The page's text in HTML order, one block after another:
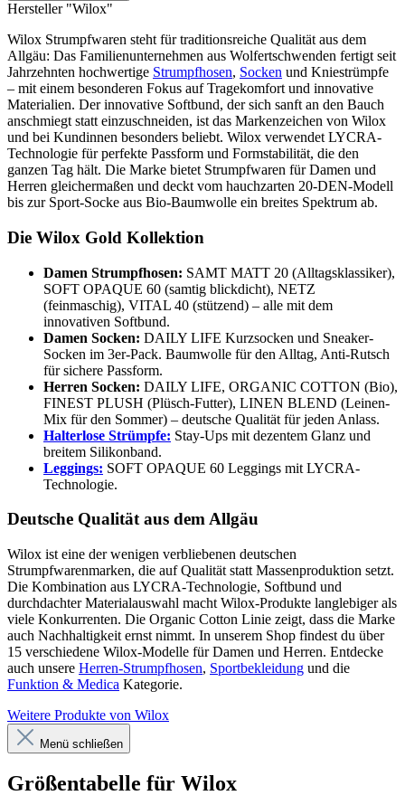
Hersteller "Wilox"
Wilox Strumpfwaren steht für traditionsreiche Qualität aus dem
Allgäu: Das Familienunternehmen aus Wolfertschwenden fertigt seit
Jahrzehnten hochwertige Strumpfhosen, Socken und Kniestrümpfe
– mit einem besonderen Fokus auf Tragekomfort und innovative
Materialien. Der innovative Softbund, der sich sanft an den Bauch
anschmiegt statt einzuschneiden, ist das Markenzeichen von Wilox
und bei Kundinnen besonders beliebt. Wilox verwendet LYCRA-
Technologie für perfekte Passform und Formstabilität, die den
ganzen Tag hält. Die Marke bietet Strumpfwaren für Damen und
Herren gleichermaßen und deckt vom hauchzarten 20-DEN-Modell
bis zur Sport-Socke aus Bio-Baumwolle ein breites Spektrum ab.
Die Wilox Gold Kollektion
Damen Strumpfhosen: SAMT MATT 20 (Alltagsklassiker),
SOFT OPAQUE 60 (samtig blickdicht), NETZ
(feinmaschig), VITAL 40 (stützend) – alle mit dem
innovativen Softbund.
Damen Socken: DAILY LIFE Kurzsocken und Sneaker-
Socken im 3er-Pack. Baumwolle für den Alltag, Anti-Rutsch
für sichere Passform.
Herren Socken: DAILY LIFE, ORGANIC COTTON (Bio),
FINEST PLUSH (Plüsch-Futter), LINEN BLEND (Leinen-
Mix für den Sommer) – deutsche Qualität für jeden Anlass.
Halterlose Strümpfe: Stay-Ups mit dezentem Glanz und
breitem Silikonband.
Leggings: SOFT OPAQUE 60 Leggings mit LYCRA-
Technologie.
Deutsche Qualität aus dem Allgäu
Wilox ist eine der wenigen verbliebenen deutschen
Strumpfwarenmarken, die auf Qualität statt Massenproduktion setzt.
Die Kombination aus LYCRA-Technologie, Softbund und
durchdachter Materialauswahl macht Wilox-Produkte langlebiger als
viele Konkurrenten. Die Organic Cotton Linie zeigt, dass die Marke
auch Nachhaltigkeit ernst nimmt. In unserem Shop findest du über
15 verschiedene Wilox-Modelle für Damen und Herren. Entdecke
auch unsere Herren-Strumpfhosen, Sportbekleidung und die
Funktion & Medica Kategorie.
Weitere Produkte von Wilox
Menü schließen
Größentabelle für Wilox